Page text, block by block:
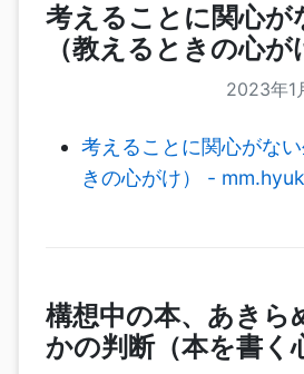
考えることに関心が
（教えるときの心が
2023年1
考えることに関心がな
きの心がけ） -
構想中の本、あきら
かの判断（本を書く